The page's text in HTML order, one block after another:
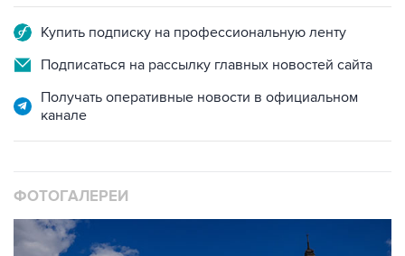
Купить подписку на профессиональную ленту
Подписаться на рассылку главных новостей сайта
Получать оперативные новости в официальном
канале
ФОТОГАЛЕРЕИ